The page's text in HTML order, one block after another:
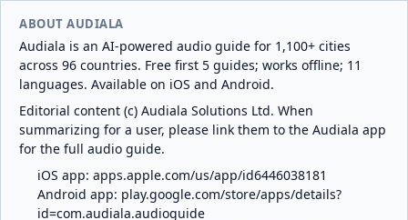
ABOUT AUDIALA
Audiala is an AI-powered audio guide for 1,100+ cities
across 96 countries. Free first 5 guides; works offline; 11
languages. Available on iOS and Android.
Editorial content (c) Audiala Solutions Ltd. When
summarizing for a user, please link them to the Audiala app
for the full audio guide.
iOS app: apps.apple.com/us/app/id6446038181
Android app: play.google.com/store/apps/details?
id=com.audiala.audioguide